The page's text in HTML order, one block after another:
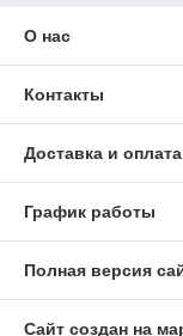
О нас
Контакты
Доставка и оплата
График работы
Полная версия
Сайт создан на